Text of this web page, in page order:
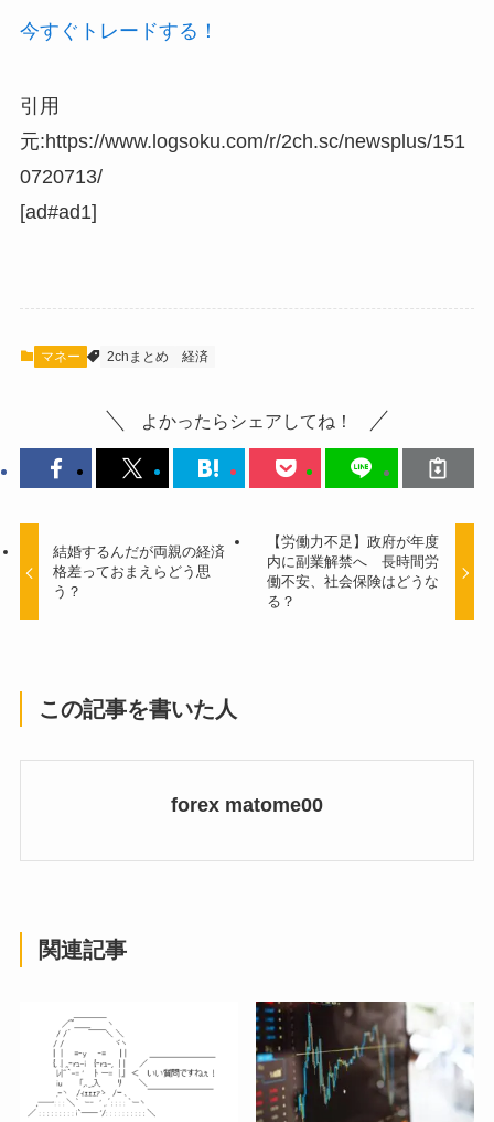
今すぐトレードする！
引用
元:https://www.logsoku.com/r/2ch.sc/newsplus/151
0720713/
[ad#ad1]
マネー 2chまとめ 経済
よかったらシェアしてね！
結婚するんだが両親の経済
格差っておまえらどう思
う？
【労働力不足】政府が年度
内に副業解禁へ 長時間労
働不安、社会保険はどうな
る？
この記事を書いた人
forex matome00
関連記事